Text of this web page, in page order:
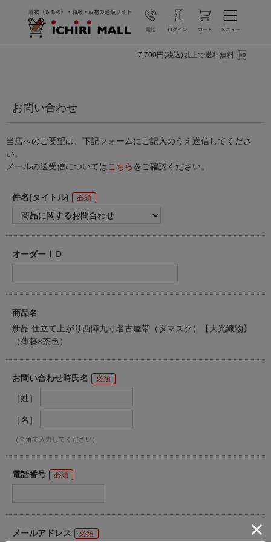
7,700円(税込)以上で送料無料
お問い合わせ
当店へのご要望は、下記フォームにご記入のうえ送信してくださ
い。
メールの送受信については こちら をご確認ください。
件名(タイトル)
オーダーＩＤ
商品名
新品 仕立て上がり西陣九寸名古屋帯（ダマスク）【大光織物】
（薄藤×茶色）
お問い合わせ時氏名
［姓］
［名］
（全角で入力してください）
電話番号
メールアドレス